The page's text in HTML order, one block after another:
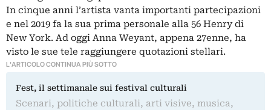
In cinque anni l’artista vanta importanti partecipazioni
e nel 2019 fa la sua prima personale alla 56 Henry di
New York. Ad oggi Anna Weyant, appena 27enne, ha
visto le sue tele raggiungere quotazioni stellari.
L'ARTICOLO CONTINUA PIÙ SOTTO
Fest, il settimanale sui festival culturali
Scenari, politiche culturali, arti visive, musica,